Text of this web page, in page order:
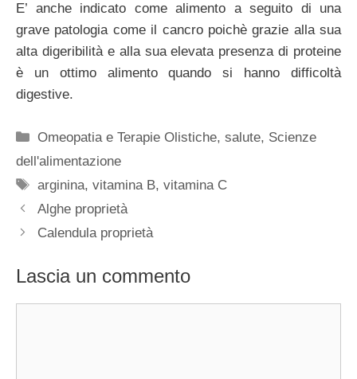
E’ anche indicato come alimento a seguito di una
grave patologia come il cancro poichè grazie alla sua
alta digeribilità e alla sua elevata presenza di proteine
è un ottimo alimento quando si hanno difficoltà
digestive.
Categorie
Omeopatia e Terapie Olistiche,salute, Scienze
dell'alimentazione
Tag
arginina,vitamina B,vitamina C
Alghe proprietà
Calendula proprietà
Lascia un commento